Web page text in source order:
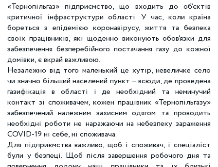
«Тернопільгаз» підприємство, що входить до об’єктів
критичної інфраструктури області. У час, коли країна
бореться з епідемією коронавірусу, життя та безпека
своїх працівників, які щоденно виконують обов’язки для
забезпечення безперебійного постачання газу до кожної
домівки, є вкрай важливою.
Незалежно від того маленький це хутір, невеличке село
чи значно більший населений пункт – всюди, де проведена
газифікація в області і де необхідний та неминучий
контакт зі споживачем, кожен працівник «Тернопільгазу»
забезпечений належним захисним одягом та проводить
необхідні роботи не наражаючи на небезпеку зараження
COVID-19 ні себе, ні споживача.
Для підприємства важливо, щоб і споживач, і спеціаліст
були у безпеці. Щоб після завершення робочого дня та